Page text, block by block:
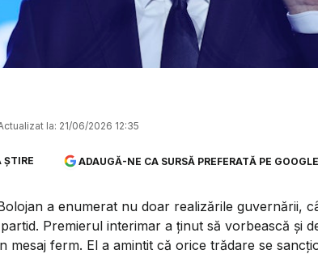
la: 21/06/2026 12:35
ȘTIRE ADAUGĂ-NE CA SURSĂ PREFERATĂ PE GOOGLE
a enumerat nu doar realizările guvernării,
Premierul interimar a ținut să vorbească și
mesaj ferm. El a amintit că orice trădare se